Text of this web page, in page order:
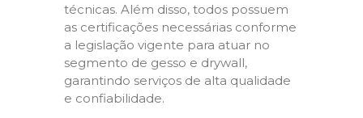
técnicas. Além disso, todos possuem
as certificações necessárias conforme
a legislação vigente para atuar no
segmento de gesso e drywall,
garantindo serviços de alta qualidade
e confiabilidade.